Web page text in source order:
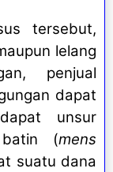
tersebut,
lelang
penjual
dapat
unsur
(mens
suatu dana